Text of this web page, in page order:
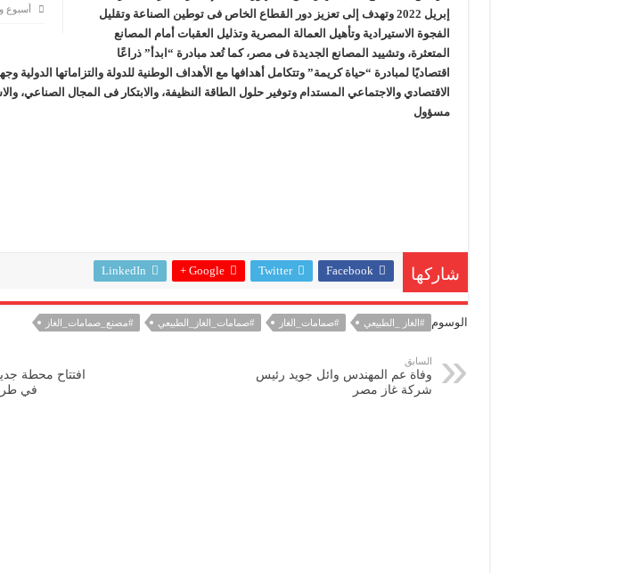
إبريل 2022 وتهدف إلى تعزيز دور القطاع الخاص فى توطين الصناعة وتقليل
الفجوة الاستيرادية وتأهيل العمالة المصرية وتذليل العقبات أمام المصانع
المتعثرة، وتشييد المصانع الجديدة فى مصر، كما تُعد مبادرة “ابدأ” ذراعًا
اقتصاديًا لمبادرة “حياة كريمة” وتتكامل أهدافها مع الأهداف الوطنية للدولة والتزاماتها الدولية
الاقتصادي والاجتماعي المستدام وتوفير حلول الطاقة النظيفة، والابتكار فى المجال الصناعي،
مسؤول
شاركها Facebook
Twitter
Google +
LinkedIn
الوسوم #الغاز _الطبيعي #صمامات_الغاز #صمامات_الغاز_الطبيعي #مصنع_صمامات_الغاز
السابق
وفاة عم المهندس وائل جويد رئيس
شركة غاز مصر
افتتاح محطة
في